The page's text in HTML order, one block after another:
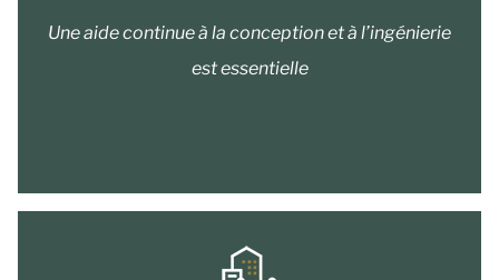
Une aide continue à la conception et à l’ingénierie
est essentielle